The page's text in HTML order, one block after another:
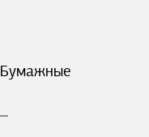
Бумажные